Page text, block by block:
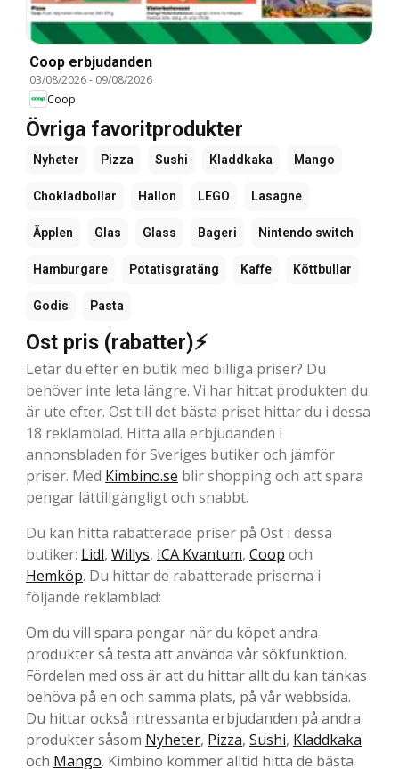
Coop erbjudanden
03/08/2026- 09/08/2026
Coop
Övriga favoritprodukter
Nyheter Pizza Sushi Kladdkaka Mango
Chokladbollar Hallon LEGO Lasagne
Äpplen Glas Glass Bageri Nintendo switch
Hamburgare Potatisgratäng Kaffe Köttbullar
Godis Pasta
Ost pris (rabatter)⚡
Letar du efter en butik med billiga priser? Du
behöver inte leta längre. Vi har hittat produkten du
är ute efter. Ost till det bästa priset hittar du i dessa
18 reklamblad. Hitta alla erbjudanden i
annonsbladen för Sveriges butiker och jämför
priser. Med Kimbino.se blir shopping och att spara
pengar lättillgängligt och snabbt.
Du kan hitta rabatterade priser på Ost i dessa
butiker: Lidl, Willys, ICA Kvantum, Coop och
Hemköp. Du hittar de rabatterade priserna i
följande reklamblad:
Om du vill spara pengar när du köpet andra
produkter så testa att använda vår sökfunktion.
Fördelen med oss är att du hittar allt du kan tänkas
behöva på en och samma plats, på vår webbsida.
Du hittar också intressanta erbjudanden på andra
produkter såsom Nyheter, Pizza, Sushi, Kladdkaka
och Mango. Kimbino kommer alltid hitta de bästa